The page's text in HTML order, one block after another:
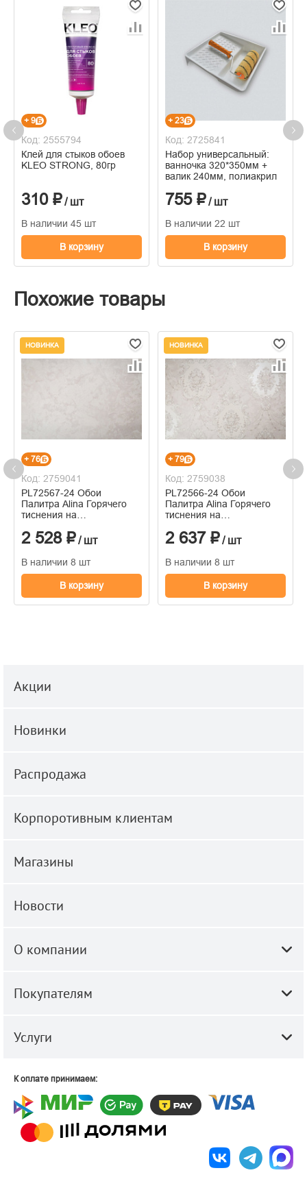
+ 9
Код: 2555794
Клей для стыков обоев
KLEO STRONG, 80гр
310 ₽/ шт
В наличии 45 шт
В корзину
+ 23
Код: 2725841
Набор универсальный:
ванночка 320*350мм +
валик 240мм, полиакрил
755 ₽/ шт
В наличии 22 шт
В корзину
Похожие товары
НОВИНКА
+ 76
Код: 2759041
PL72567-24 Обои
Палитра Alina Горячего
тиснения на
1.06м x 10.05
2 528 ₽/ шт
В наличии 8 шт
В корзину
НОВИНКА
+ 79
Код: 2759038
PL72566-24 Обои
Палитра Alina Горячего
тиснения на
1.06м x 10.05
2 637 ₽/ шт
В наличии 8 шт
В корзину
Акции
Новинки
Распродажа
Корпоротивным клиентам
Магазины
Новости
О компании
Покупателям
Услуги
К оплате принимаем: